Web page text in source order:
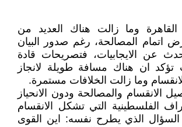
القاهرة وما زالت هناك العديد من
اتمام المصالحة، رغم صدور البيان
عن الايجابيات، فتصريحات قادة
تؤكد ان هناك مسافة طويلة لانجاز
وما زالت الخلافات مستمرة.
الانقسام والمصالحة ودون الانحياز
الفلسطينية التي تشكل الانقسام
السؤال الذي يطرح نفسه: اين القوى